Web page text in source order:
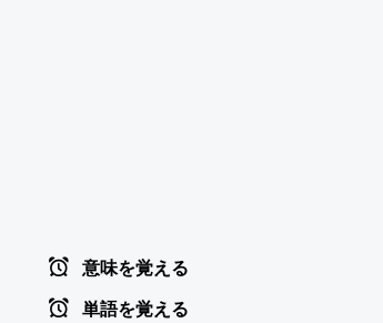
意味を覚える
単語を覚える